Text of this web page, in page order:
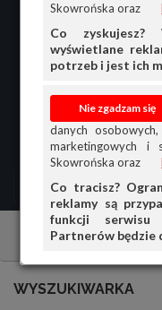
Skowrońska oraz
Co
wyświetlane
potrzeb i jest ich
danych
marketingowych i
Skowrońska oraz
Co tracisz?
reklamy są
funkcji serwisu
Partnerów będzie
MENU
Opony, felgi, koła
WYSZUKIWARKA